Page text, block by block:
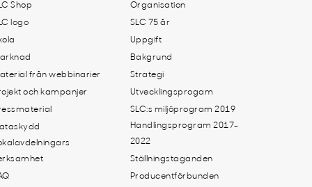
Shop
logo
från webbinarier
och kampanjer
Organisation
SLC 75 år
Uppgift
Bakgrund
Strategi
Utvecklingsprogam
SLC:s miljöprogram 2019
Handlingsprogram 2017-
2022
Ställningstaganden
Producentförbunden